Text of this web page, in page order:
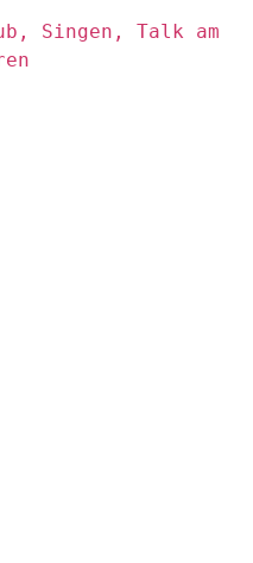
Singen, Talk am